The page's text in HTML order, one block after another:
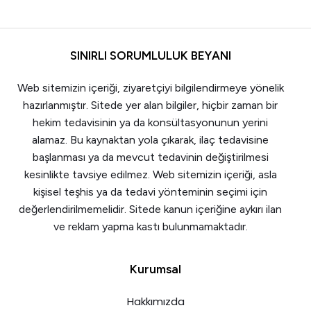
SINIRLI SORUMLULUK BEYANI
Web sitemizin içeriği, ziyaretçiyi bilgilendirmeye yönelik
hazırlanmıştır. Sitede yer alan bilgiler, hiçbir zaman bir
hekim tedavisinin ya da konsültasyonunun yerini
alamaz. Bu kaynaktan yola çıkarak, ilaç tedavisine
başlanması ya da mevcut tedavinin değiştirilmesi
kesinlikte tavsiye edilmez. Web sitemizin içeriği, asla
kişisel teşhis ya da tedavi yönteminin seçimi için
değerlendirilmemelidir. Sitede kanun içeriğine aykırı ilan
ve reklam yapma kastı bulunmamaktadır.
Kurumsal
Hakkımızda